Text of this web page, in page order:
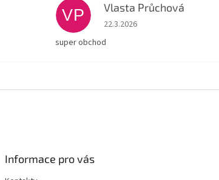
je 5 z 5 hvězdiček.VP Vlasta Průchová
Hodnocení obchodu je 5 z 5
22.3.2026
super obchod
Informace pro vás